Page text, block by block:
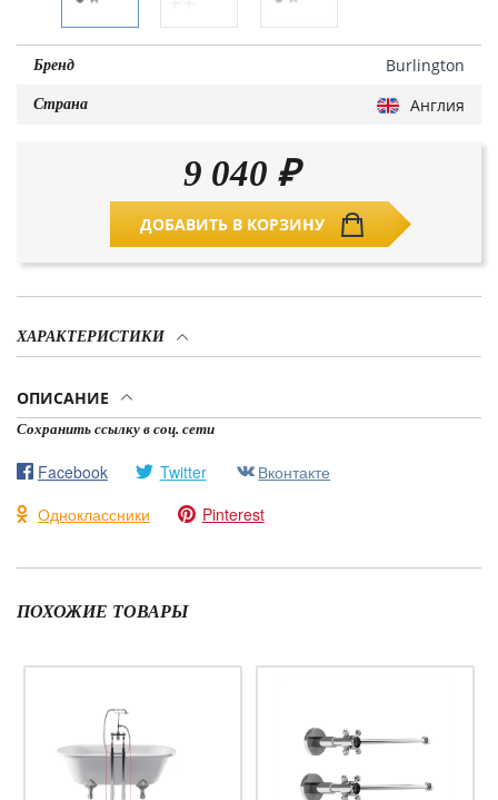
Бренд Burlington
Страна Англия
9 040 ₽
ДОБАВИТЬ В КОРЗИНУ
ХАРАКТЕРИСТИКИ
ОПИСАНИЕ
Сохранить ссылку в соц. сети
Facebook Twitter
Вконтакте
Одноклассники
Pinterest
ПОХОЖИЕ ТОВАРЫ